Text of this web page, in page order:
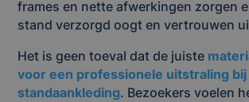
frames en nette afwerkingen zorgen
stand verzorgd oogt en vertrouwen
Het is geen toeval dat de juiste
voor een professionele uitstraling bij
standaankleding. Bezoekers voelen